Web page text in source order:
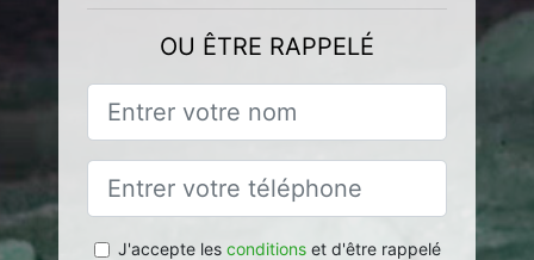
OU ÊTRE RAPPELÉ
J'accepte les conditionset d'être rappelé